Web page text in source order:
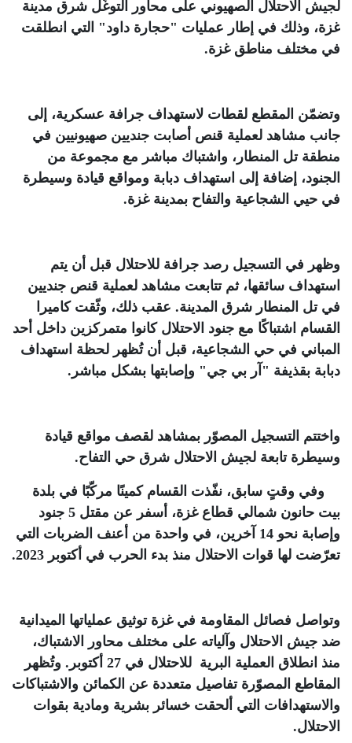
لجيش الاحتلال الصهيوني على محاور التوغّل شرق مدينة
غزة، وذلك في إطار عمليات "حجارة داود" التي انطلقت
في مختلف مناطق غزة.
وتضمّن المقطع لقطات لاستهداف جرافة عسكرية، إلى
جانب مشاهد لعملية قنص أصابت جنديين صهيونيين في
منطقة تل المنطار، واشتباك مباشر مع مجموعة من
الجنود، إضافة إلى استهداف دبابة ومواقع قيادة وسيطرة
في حيي الشجاعية والتفاح بمدينة غزة.
وظهر في التسجيل رصد جرافة للاحتلال قبل أن يتم
استهداف سائقها، ثم تتابعت مشاهد لعملية قنص جنديين
في تل المنطار شرق المدينة. عقب ذلك، وثّقت كاميرا
القسام اشتباكًا مع جنود الاحتلال كانوا متمركزين داخل أحد
المباني في حي الشجاعية، قبل أن تُظهر لحظة استهداف
دبابة بقذيفة "آر بي جي" وإصابتها بشكل مباشر .
واختتم التسجيل المصوّر بمشاهد لقصف مواقع قيادة
وسيطرة تابعة لجيش الاحتلال شرق حي التفاح.
وفي وقتٍ سابق، نفّذت القسام كمينًا مركّبًا في بلدة
بيت حانون شمالي قطاع غزة، أسفر عن مقتل 5 جنود
وإصابة نحو 14 آخرين، في واحدة من أعنف الضربات التي
تعرّضت لها قوات الاحتلال منذ بدء الحرب في أكتوبر 2023
.
وتواصل فصائل المقاومة في غزة توثيق عملياتها الميدانية
ضد جيش الاحتلال وآلياته على مختلف محاور الاشتباك،
منذ انطلاق العملية البرية للاحتلال في 27 أكتوبر. وتُظهر
المقاطع المصوّرة تفاصيل متعددة عن الكمائن والاشتباكات
والاستهدافات التي ألحقت خسائر بشرية ومادية بقوات
الاحتلال.